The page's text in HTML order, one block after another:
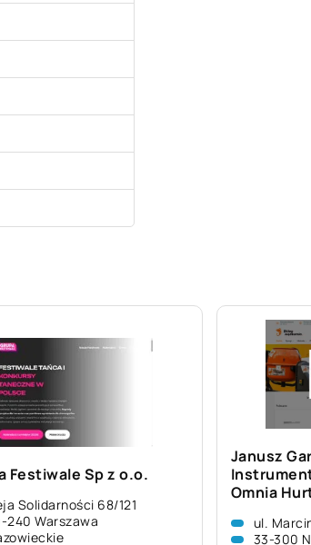
Festiwale Sp z o.o.
Solidarności 68/121
240 Warszawa
Janusz
Omnia
ul.
33-300